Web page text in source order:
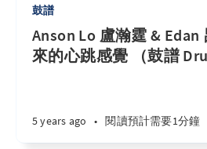
鼓譜
Anson Lo 盧瀚霆 & Edan
來的心跳感覺 （鼓譜
5 years ago • 閱讀預計需要1分鐘